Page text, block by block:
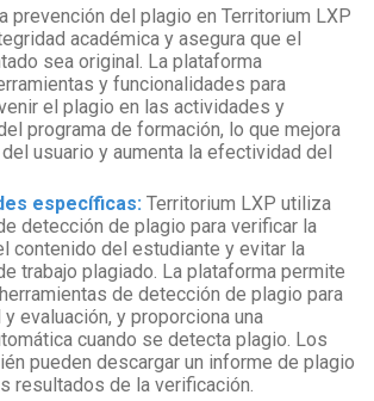
prevención del plagio en Territorium LXP
académica y asegura que el
sea original. La plataforma
y funcionalidades para
el plagio en las actividades y
programa de formación, lo que mejora
usuario y aumenta la efectividad del
específicas: Territorium LXP utiliza
detección de plagio para verificar la
contenido del estudiante y evitar la
trabajo plagiado. La plataforma permite
de detección de plagio para
evaluación, y proporciona una
cuando se detecta plagio. Los
pueden descargar un informe de plagio
resultados de la verificación.